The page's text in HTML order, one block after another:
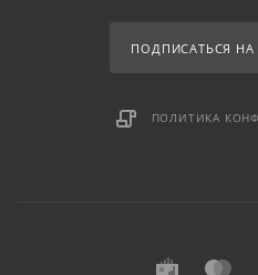
ПОДПИСАТЬСЯ НА
ПОЛИТИКА